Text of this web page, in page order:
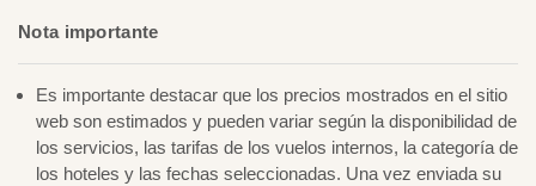
Nota importante
Es importante destacar que los precios mostrados en el sitio
web son estimados y pueden variar según la disponibilidad de
los servicios, las tarifas de los vuelos internos, la categoría de
los hoteles y las fechas seleccionadas. Una vez enviada su